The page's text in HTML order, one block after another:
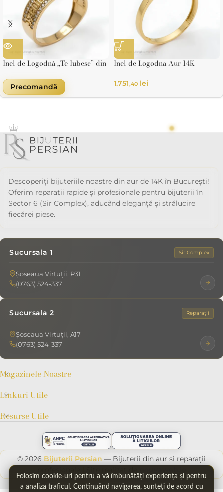
Inel de Logodnă „Te Iubesc” din
Precomandă
Inel de Logodna Aur 14K
1.751,40 lei
Descoperiți bijuteriile noastre din aur de 14K în București!
Oferim reparații rapide și profesionale pentru bijuterii în
Sector 6 (Sir Complex), aducând eleganță și strălucire
fiecărei piese.
Sucursala 1 Sir Complex
Șoseaua Virtuții, P31
(0763) 524-337
Sucursala 2 Reparații
Șoseaua Virtuții, A17
(0763) 524-337
Magazinele Noastre
Linkuri Utile
Resurse Utile
© 2026 Bijuterii Persian — Bijuterii din aur și reparații
Folosim cookie-uri pentru a vă îmbunătăți experiența și pentru
a analiza traficul. Continuând navigarea, sunteți de acord cu